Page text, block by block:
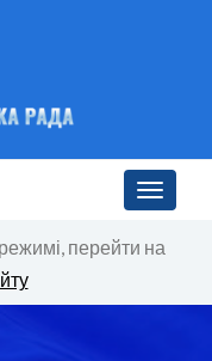
Toggle
перейти на